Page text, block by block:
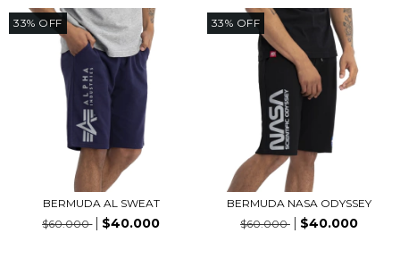
33% OFF
BERMUDA AL SWEAT
$60.000
$40.000
33% OFF
BERMUDA NASA ODYSSEY
$60.000
$40.000